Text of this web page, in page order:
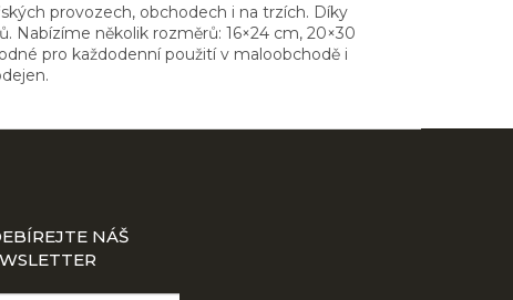
provozech, obchodech i na trzích. Díky
Nabízíme několik rozměrů: 16×24 cm, 20×30
pro každodenní použití v maloobchodě i
NÁŠ